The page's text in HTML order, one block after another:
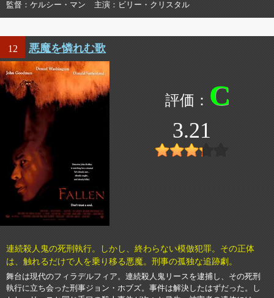
監督
ケルシー・マン 主演 ビリー・クリスタル
12 悪魔を憐れむ歌
C
3.21
連続殺人鬼の死刑執行。しかし、終わらない模倣犯罪。その正体
は、触れるだけで人を乗り移る悪魔。刑事の孤独な追跡劇。
舞台は現代のフィラデルフィア。連続殺人鬼リースを逮捕し、その死刑
執行に立ち会った刑事ジョン・ホブズ。事件は解決したはずだった。し